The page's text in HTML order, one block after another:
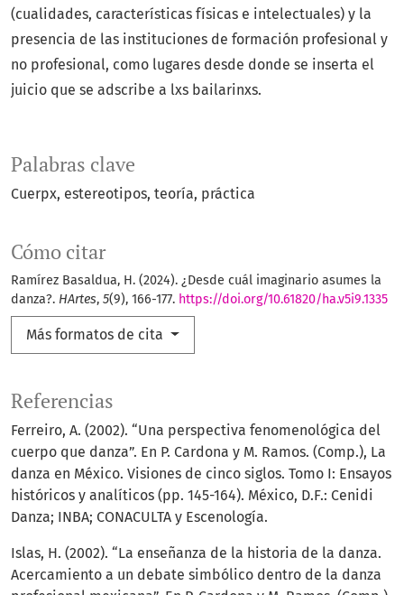
Palabras clave
Cuerpx estereotipos teoría práctica
Cómo citar
Ramírez Basaldua, H. (2024). ¿Desde cuál imaginario asumes la
danza?. HArtes, 5(9), 166-177. https://doi.org/10.61820/ha.v5i9.1335
Más formatos de cita
(cualidades, características físicas e intelectuales) y la
presencia de las instituciones de formación profesional y
no profesional, como lugares desde donde se inserta el
juicio que se adscribe a lxs bailarinxs.
Referencias
Ferreiro, A. (2002). “Una perspectiva fenomenológica del
cuerpo que danza”. En P. Cardona y M. Ramos. (Comp.), La
danza en México. Visiones de cinco siglos. Tomo I: Ensayos
históricos y analíticos (pp. 145-164). México, D.F.: Cenidi
Danza; INBA; CONACULTA y Escenología.
Islas, H. (2002). “La enseñanza de la historia de la danza.
Acercamiento a un debate simbólico dentro de la danza